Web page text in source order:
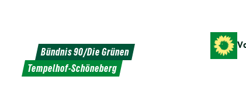
Bündnis 90/Die Grünen
Tempelhof-Schöneberg